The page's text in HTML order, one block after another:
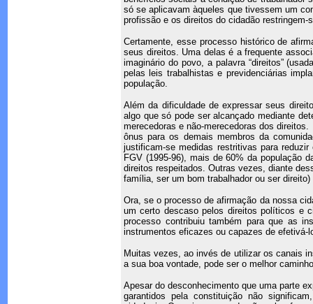
só se aplicavam àqueles que tivessem um
profissão e os direitos do cidadão
Certamente, esse processo histórico de
seus direitos. Uma delas é a frequente
imaginário do povo, a palavra “direitos”
pelas leis trabalhistas e previdenciárias
população.
Além da dificuldade de expressar seus
algo que só pode ser alcançado mediante
merecedoras e não-merecedoras dos
ônus para os demais membros da
justificam-se medidas restritivas para
FGV (1995-96), mais de 60% da população
direitos respeitados. Outras vezes, diante
família, ser um bom trabalhador ou ser
Ora, se o processo de afirmação da nossa
um certo descaso pelos direitos políticos e
processo contribuiu também para que as
instrumentos eficazes ou capazes de efetivá-
Muitas vezes, ao invés de utilizar os canais
a sua boa vontade, pode ser o melhor
Apesar do desconhecimento que uma parte
garantidos pela constituição não